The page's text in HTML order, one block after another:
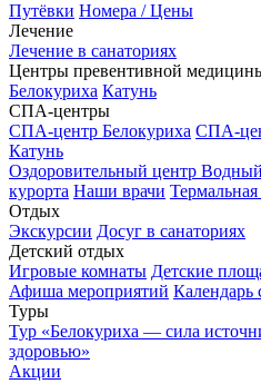
Путёвки Номера / Цены
Лечение
Лечение в санаториях
Центры превентивной
Белокуриха Катунь
СПА-центры
СПА-центр Белокуриха СПА-
Катунь
Оздоровительный центр
курорта Наши врачи Термальная
Отдых
Экскурсии Досуг в санаториях
Детский отдых
Игровые комнаты Детские
Афиша мероприятий Календарь
Туры
Тур «Белокуриха — сила
здоровью»
Акции